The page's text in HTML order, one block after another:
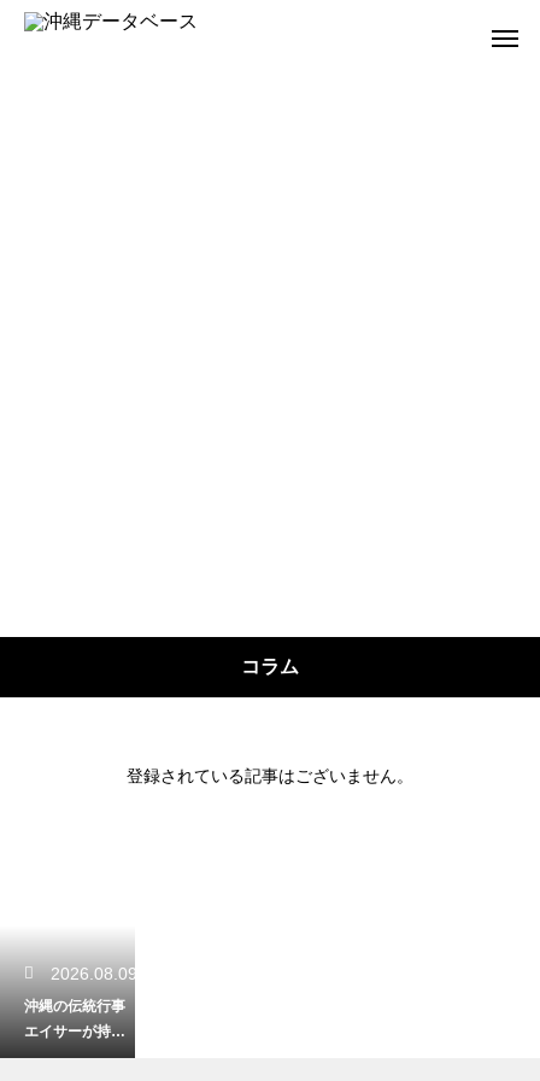
コラム
登録されている記事はございません。
2026.08.09
沖縄の伝統行事
エイサーが持つ
意味とは？祖先